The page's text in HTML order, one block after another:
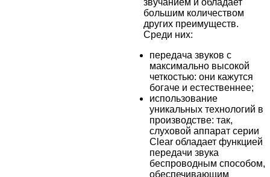
звучанием и обладает
большим количеством
других преимуществ.
Среди них:
передача звуков с
максимально высокой
четкостью: они кажутся
богаче и естественнее;
использование
уникальных технологий в
производстве: так,
слуховой аппарат серии
Clear обладает функцией
передачи звука
беспроводным способом,
обеспечивающим